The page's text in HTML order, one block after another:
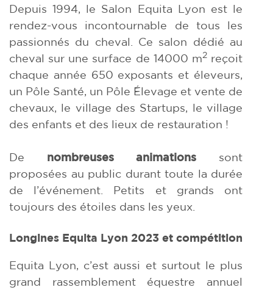
Depuis 1994, le Salon Equita Lyon est le
rendez-vous incontournable de tous les
passionnés du cheval. Ce salon dédié au
cheval sur une surface de 14000 m2reçoit
chaque année 650 exposants et éleveurs,
un Pôle Santé, un Pôle Élevage et vente de
chevaux, le village des Startups, le village
des enfants et des lieux de restauration !
De nombreuses animations sont
proposées au public durant toute la durée
de l’événement. Petits et grands ont
toujours des étoiles dans les yeux.
Longines Equita Lyon 2023 et compétition
Equita Lyon, c’est aussi et surtout le plus
grand rassemblement équestre annuel